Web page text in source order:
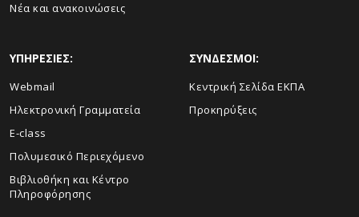
Νέα και ανακοινώσεις
ΥΠΗΡΕΣΙΕΣ:
Webmail
Ηλεκτρονική Γραμματεία
E-class
Πολυμεσικό Περιεχόμενο
Βιβλιοθήκη και Κέντρο
Πληροφόρησης
ΣΥΝΔΕΣΜΟΙ:
Κεντρική Σελίδα ΕΚΠΑ
Προκηρύξεις